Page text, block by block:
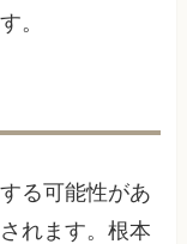
。
る可能性があ
れます。根本